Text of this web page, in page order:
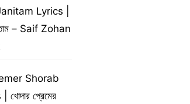
Lyrics |
– Saif Zohan
Shorab
প্রেমের